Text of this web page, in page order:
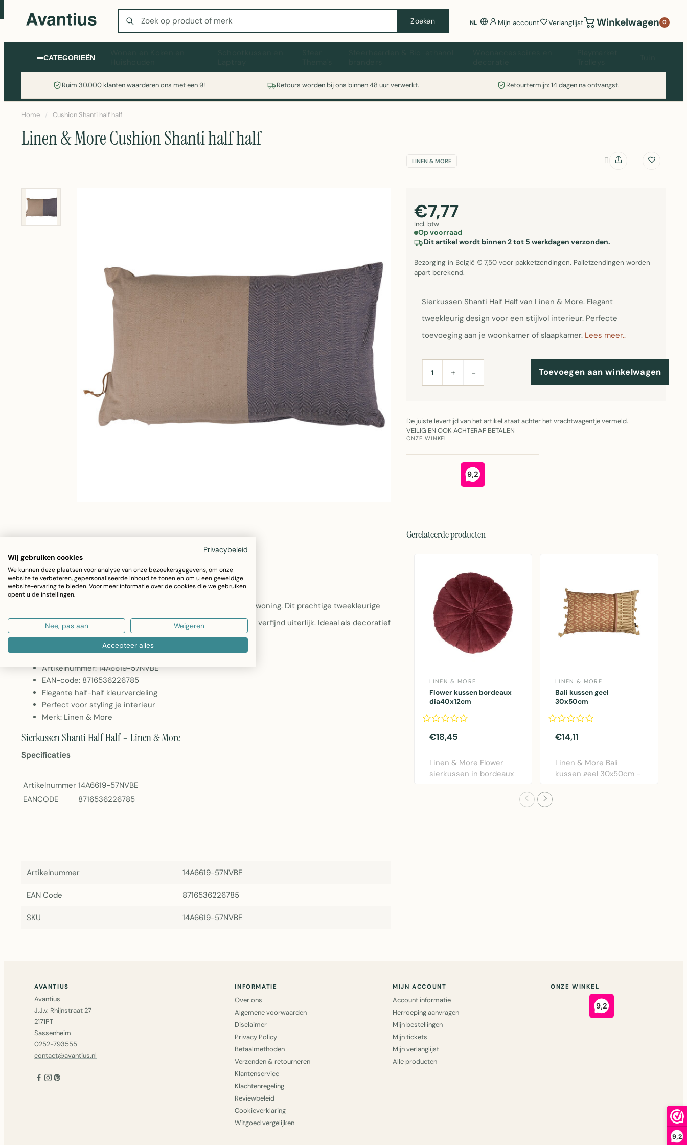
9,2
Zoeken
Zoeken NL Mijn account Verlanglijst Winkelwagen 0
CATEGORIEËN
Ruim 30.000 klanten waarderen ons met een 9! Retours worden bij ons binnen 48 uur verwerkt. Retourtermijn: 14 dagen na ontvangst.
Wasmachine of koelkast nodig? Vergelijk alle prijzen op Witgoedaanbod.nl
Home / Cushion Shanti half half
Linen & More Cushion Shanti half half
LINEN & MORE
€7,77
Incl. btw
Op voorraad
Dit artikel wordt binnen 2 tot 5 werkdagen verzonden.
Bezorging in België € 7,50 voor pakketzendingen. Palletzendingen worden
apart berekend.
Sierkussen Shanti Half Half van Linen & More. Elegant
tweekleurig design voor een stijlvol interieur. Perfecte
toevoeging aan je woonkamer of slaapkamer. Lees meer..
AANTAL+ − Toevoegen aan winkelwagen
De juiste levertijd van het artikel staat achter het vrachtwagentje vermeld.
VEILIG EN OOK ACHTERAF BETALEN
ONZE WINKEL
Omschrijving Specificaties
Sierkussen Shanti Half Half – Linen & More
Het Sierkussen Shanti Half Half brengt elegantie en comfort in je woning. Dit prachtige tweekleurige
sierkussen combineert verschillende tinten voor een modern en verfijnd uiterlijk. Ideaal als decoratief
accent op je bank, bed of fauteuil.
Artikelnummer: 14A6619-57NVBE
EAN-code: 8716536226785
Elegante half-half kleurverdeling
Perfect voor styling je interieur
Merk: Linen & More
Sierkussen Shanti Half Half – Linen & More
Specificaties
Artikelnummer 14A6619-57NVBE
EANCODE
8716536226785
Artikelnummer 14A6619-57NVBE
EAN Code 8716536226785
SKU 14A6619-57NVBE
Gerelateerde producten
LINEN & MORE
Flower kussen bordeaux
dia40x12cm
€18,45
Linen & More Flower
sierkussen in bordeaux
LINEN & MORE
Bali kussen geel
30x50cm
€14,11
Linen & More Bali
kussen geel 30x50cm -
AVANTIUS
Avantius
J.J.v. Rhijnstraat 27
2171PT
Sassenheim
0252-793555
contact@avantius.nl
INFORMATIE
Over ons
Algemene voorwaarden
Disclaimer
Privacy Policy
Betaalmethoden
Verzenden & retourneren
Klantenservice
Klachtenregeling
Reviewbeleid
Cookieverklaring
Witgoed vergelijken
MIJN ACCOUNT
Account informatie
Herroeping aanvragen
Mijn bestellingen
Mijn tickets
Mijn verlanglijst
Alle producten
ONZE WINKEL
Privacybeleid
Wij gebruiken cookies
We kunnen deze plaatsen voor analyse van onze bezoekersgegevens, om onze
website te verbeteren, gepersonaliseerde inhoud te tonen en om u een geweldige
website-ervaring te bieden. Voor meer informatie over de cookies die we gebruiken
opent u de instellingen.
Nee, pas aan Weigeren
Accepteer alles